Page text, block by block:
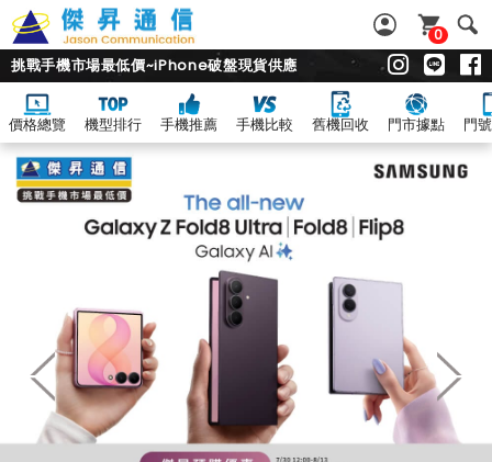
0
挑戰手機市場最低價~iPhone破盤現貨供應
價格總覽 機型排行 手機推薦 手機比較 舊機回收 門市據點 門